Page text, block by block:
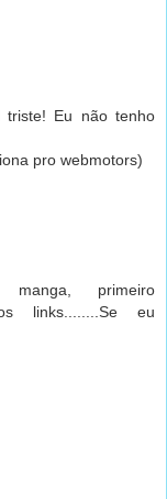
triste! Eu não tenho
pro webmotors)
primeiro
links........Se eu